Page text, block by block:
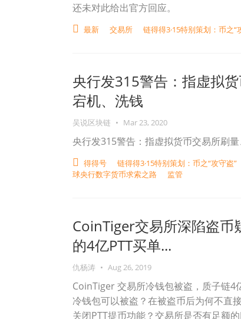
还未对此给出官方回应。
最新 交易所 链得得3·15特别策划：币之“
央行发315警告：指虚拟货
宕机、洗钱
吴说区块链 • Mar 23, 2020
央行发315警告：指虚拟货币交易所刷
得得号 链得得3·15特别策划：币之“攻守盗”
球央行数字货币求索之路
监管
CoinTiger交易所深陷盗币
的4亿PTT买单...
仇杨涛 • Aug 26, 2019
CoinTiger 交易所冷钱包被盗，质子链4
冷钱包可以被盗？在被盗币后为何不直
关闭PTT提币功能？交易所是否有足额的